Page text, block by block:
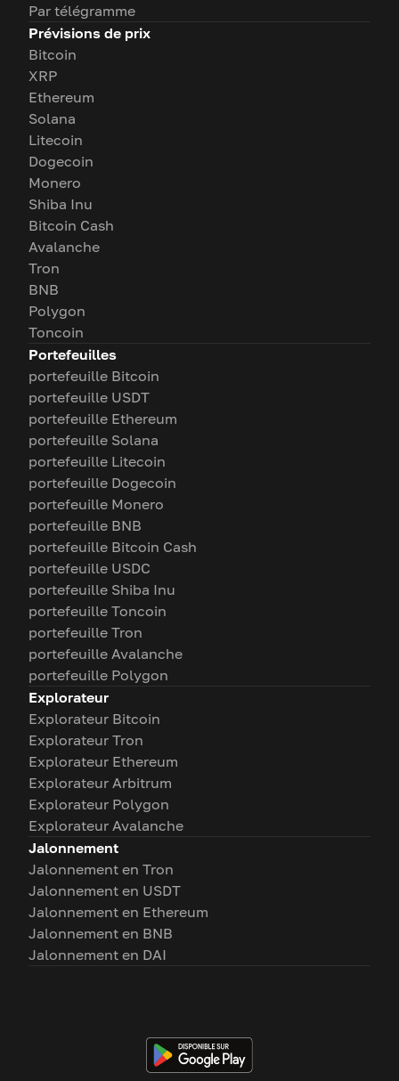
Par télégramme
Prévisions de prix
Bitcoin
XRP
Ethereum
Solana
Litecoin
Dogecoin
Monero
Shiba Inu
Bitcoin Cash
Avalanche
Tron
BNB
Polygon
Toncoin
Portefeuilles
portefeuille Bitcoin
portefeuille USDT
portefeuille Ethereum
portefeuille Solana
portefeuille Litecoin
portefeuille Dogecoin
portefeuille Monero
portefeuille BNB
portefeuille Bitcoin Cash
portefeuille USDC
portefeuille Shiba Inu
portefeuille Toncoin
portefeuille Tron
portefeuille Avalanche
portefeuille Polygon
Explorateur
Explorateur Bitcoin
Explorateur Tron
Explorateur Ethereum
Explorateur Arbitrum
Explorateur Polygon
Explorateur Avalanche
Jalonnement
Jalonnement en Tron
Jalonnement en USDT
Jalonnement en Ethereum
Jalonnement en BNB
Jalonnement en DAI